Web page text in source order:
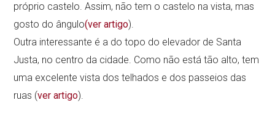
próprio castelo. Assim, não tem o castelo na vista, mas
gosto do ângulo(ver artigo).
Outra interessante é a do topo do elevador de Santa
Justa, no centro da cidade. Como não está tão alto, tem
uma excelente vista dos telhados e dos passeios das
ruas (ver artigo).